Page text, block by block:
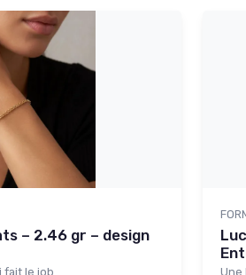
– 2.46 gr – design
fait le job Une